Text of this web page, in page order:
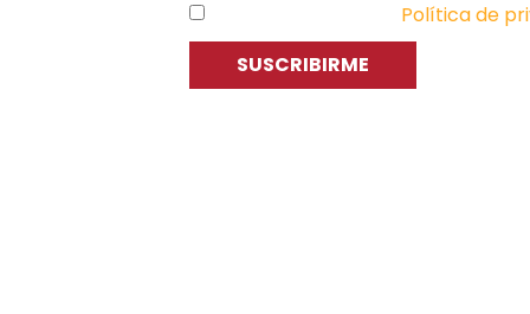
Política de
SUSCRIBIRME